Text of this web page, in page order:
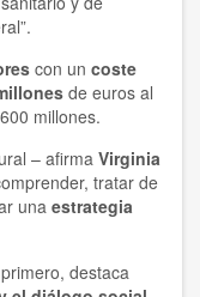
con un coste
de euros al
millones.
– afirma Virginia
tratar de
una estrategia
destaca